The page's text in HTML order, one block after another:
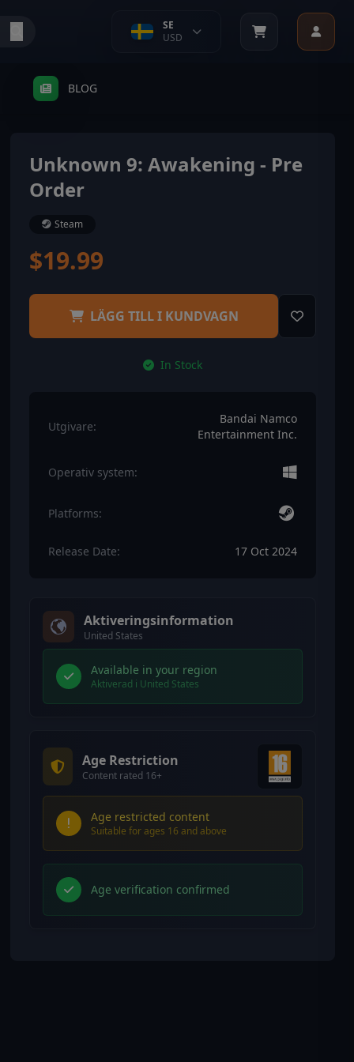
SE
USD
BLOG
Unknown 9: Awakening - Pre
Order
Steam
$19.99
LÄGG TILL I KUNDVAGN
In Stock
Utgivare:
Bandai Namco
Entertainment Inc.
Operativ system:
Platforms:
Release Date: 17 Oct 2024
Aktiveringsinformation
United States
Available in your region
Aktiverad i United States
Age Restriction
Content rated 16+
Age restricted content
Suitable for ages 16 and above
Age verification confirmed